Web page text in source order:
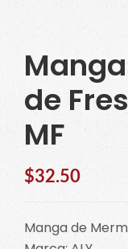
de
MF
$32.50
Manga de